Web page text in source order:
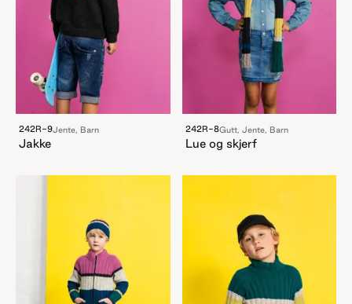
242R-9Jente, Barn
Jakke
242R-8Gutt, Jente, Barn
Lue og skjerf